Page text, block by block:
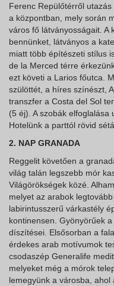
Ferenc Repülőtérről
a központban, mely során
város fő látványosságait. A
bennünket, látványos a
miatt több építészeti stílus
de la Merced térre
ezt követi a Larios főutca.
szülöttét, a híres színészt,
transzfer a Costa del Sol
(5 éj). A szobák
Hotelünk a parttól rövid
2. NAP GRANADA
Reggelit követően a
világ talán legszebb mór
Világörökségek közé.
melyet az arabok
labirintusszerű várkastély
kontinensen. Gyönyörűek
díszítései. Elsősorban a
érdekes arab motívumok
csodaszép Generalife
melyeket még a mórok
lemegyünk a városba,